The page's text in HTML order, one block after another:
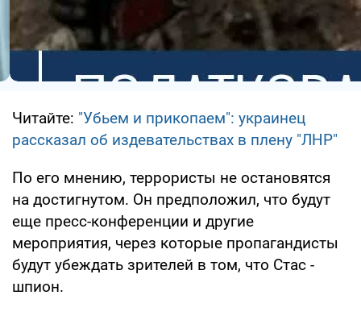
Читайте: "Убьем и прикопаем": украинец
рассказал об издевательствах в плену "ЛНР"
По его мнению, террористы не остановятся
на достигнутом. Он предположил, что будут
еще пресс-конференции и другие
мероприятия, через которые пропагандисты
будут убеждать зрителей в том, что Стас -
шпион.